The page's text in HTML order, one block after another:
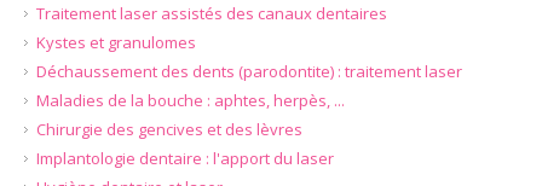
Traitement laser assistés des canaux dentaires
Kystes et granulomes
Déchaussement des dents (parodontite) : traitement laser
Maladies de la bouche : aphtes, herpès, ...
Chirurgie des gencives et des lèvres
Implantologie dentaire : l'apport du laser